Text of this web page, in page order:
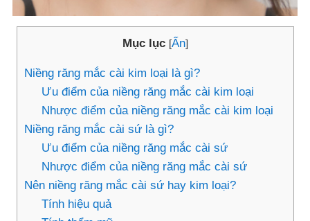
Mục lục [Ẩn]
Niềng răng mắc cài kim loại là gì?
Ưu điểm của niềng răng mắc cài kim loại
Nhược điểm của niềng răng mắc cài kim loại
Niềng răng mắc cài sứ là gì?
Ưu điểm của niềng răng mắc cài sứ
Nhược điểm của niềng răng mắc cài sứ
Nên niềng răng mắc cài sứ hay kim loại?
Tính hiệu quả